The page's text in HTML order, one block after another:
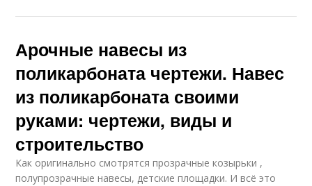
Арочные навесы из
поликарбоната чертежи. Навес
из поликарбоната своими
руками: чертежи, виды и
строительство
Как оригинально смотрятся прозрачные козырьки ,
полупрозрачные навесы, детские площадки. И всё это